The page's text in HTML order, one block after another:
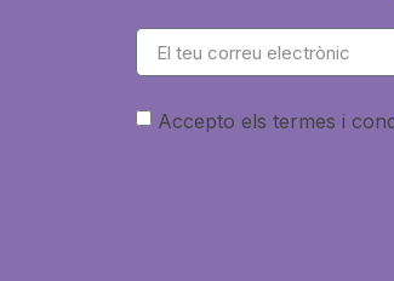
Accepto els termes i